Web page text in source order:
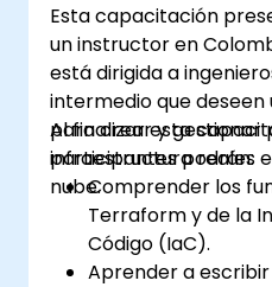
seguridad y
Automatizar
pipelines de CI/CD.
Esta capacitación
un instructor en
está dirigida a
intermedio que
para crear y gestionar
infraestructura reales
nube.
Al finalizar esta
participantes podrán:
Comprender los
Terraform y de la
Código (IaC).
Aprender a